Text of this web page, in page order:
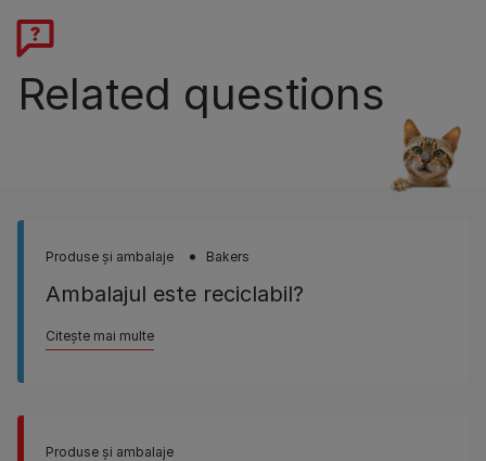
Related questions
Produse şi ambalaje Bakers
Ambalajul este reciclabil?
Citește mai multe
Produse şi ambalaje